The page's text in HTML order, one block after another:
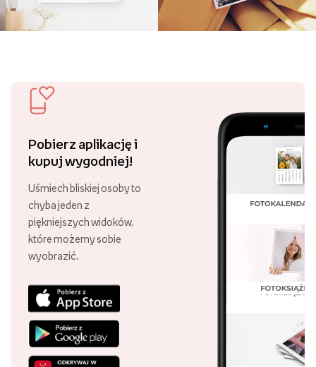
Pobierz aplikację i
kupuj wygodniej!
Uśmiech bliskiej osoby to
chyba jeden z
piękniejszych widoków,
które możemy sobie
wyobrazić.